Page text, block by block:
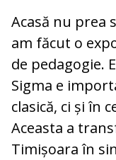
Acasă nu prea
am făcut o
de pedagogie.
Sigma e
clasică, ci și în
Aceasta a
Timișoara în